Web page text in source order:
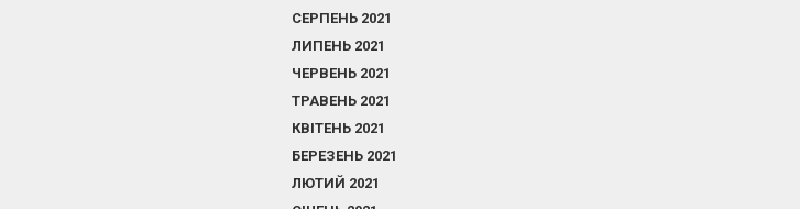
СЕРПЕНЬ 2021
ЛИПЕНЬ 2021
ЧЕРВЕНЬ 2021
ТРАВЕНЬ 2021
КВІТЕНЬ 2021
БЕРЕЗЕНЬ 2021
ЛЮТИЙ 2021